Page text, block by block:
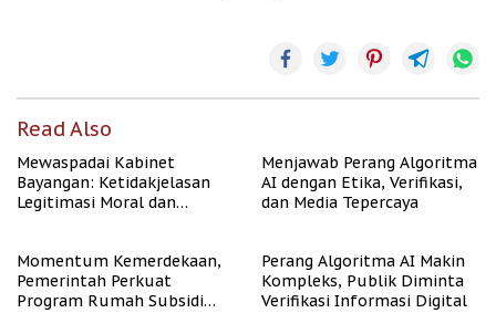
Read Also
Mewaspadai Kabinet
Bayangan: Ketidakjelasan
Legitimasi Moral dan
Menjawab Perang Algoritma
AI dengan Etika, Verifikasi,
dan Media Tepercaya
Momentum Kemerdekaan,
Pemerintah Perkuat
Program Rumah Subsidi
Perang Algoritma AI Makin
Kompleks, Publik Diminta
Verifikasi Informasi Digital